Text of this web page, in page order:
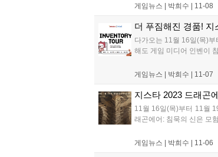
게임뉴스 | 박희수 11-08
더 푸짐해진 경품! 지
다가오는 11월 16일(목)
해도 게임 미디어 인벤이
게임뉴스 | 박희수 11-07
지스타 2023 드래곤
11월 16일(목)부터 11월
래곤에어: 침묵의 신은 모
게임뉴스 | 박희수 11-06